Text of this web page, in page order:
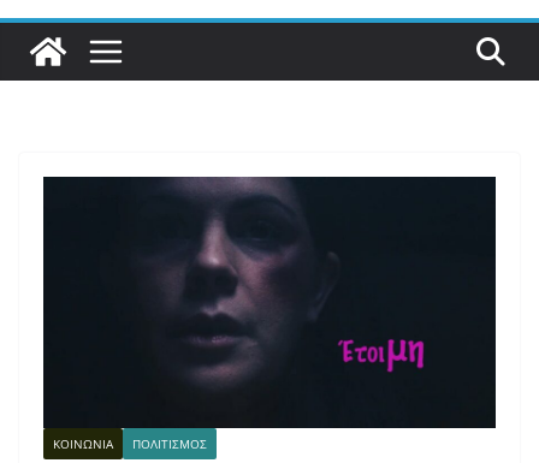
ΚΟΙΝΩΝΙΑ ΠΟΛΙΤΙΣΜΟΣ